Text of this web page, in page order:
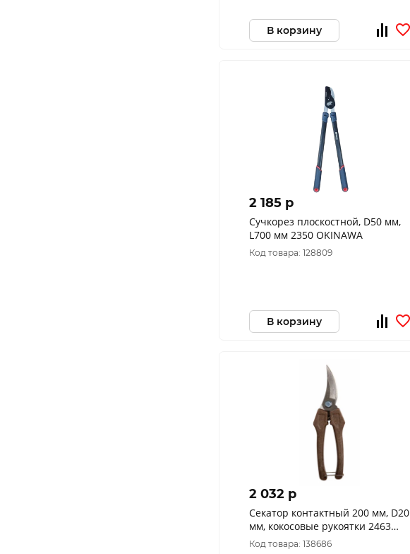
В корзину
2 185 p
Сучкорез плоскостной, D50 мм,
L700 мм 2350 OKINAWA
Код товара: 128809
В корзину
2 032 p
Секатор контактный 200 мм, D20
мм, кокосовые рукоятки 2463
OBRIGADO
Код товара: 138686